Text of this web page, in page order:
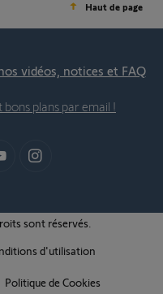
Haut de page
vidéos, notices et FAQ
bons plans par email !
sont réservés.
d'utilisation
Politique de Cookies